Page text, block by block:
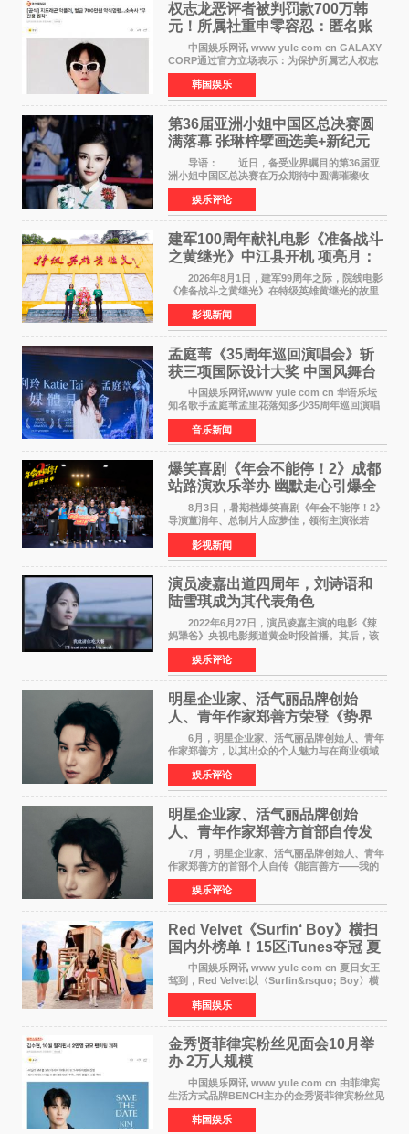
权志龙恶评者被判罚款700万韩
元！所属社重申零容忍：匿名账
号也难逃刑责
中国娱乐网讯 www yule com cn GALAXY
CORP通过官方立场表示：为保护所属艺人权志
龙的名誉和权益，将持续对网络上发生的名誉损
害、散布虚假事实、侮辱、恶意诽谤等行为采取
法律应对措施。
韩国娱乐
第36届亚洲小姐中国区总决赛圆
满落幕 张琳梓擘画选美+新纪元
导语： 近日，备受业界瞩目的第36届亚
洲小姐中国区总决赛在万众期待中圆满璀璨收
官。整场盛典汇聚万千芳华，不仅完成了新一届
美丽代言人的加冕选拔，更在行业发展层面带来
颠覆性突破。活动
娱乐评论
建军100周年献礼电影《准备战斗
之黄继光》中江县开机 项亮月：
以光影为笔，书写英雄赞歌
2026年8月1日，建军99周年之际，院线电影
《准备战斗之黄继光》在特级英雄黄继光的故里
——四川省德阳市中江县黄继光出生地正式开
机。本片出品人、总制片人项亮月主持开机仪
式，&zwnj;特级英雄
影视新闻
孟庭苇《35周年巡回演唱会》斩
获三项国际设计大奖 中国风舞台
美学获全球认可
中国娱乐网讯www yule com cn 华语乐坛
知名歌手孟庭苇孟里花落知多少35周年巡回演唱
会再传喜讯。该演唱会先后荣获美国MUSE
Creative Awards白金奖（Platinum Winner）、
英国London Design
音乐新闻
爆笑喜剧《年会不能停！2》成都
站路演欢乐举办 幽默走心引爆全
场共鸣
8月3日，暑期档爆笑喜剧《年会不能停！2》
导演董润年、总制片人应萝佳，领衔主演张若
昀、白客，惊喜出演庄达菲，特别主演孙艺洲，
特别出演田雨，友情出演欧阳奋强出席成都路
演，与观众近距离互
影视新闻
演员凌嘉出道四周年，刘诗语和
陆雪琪成为其代表角色
2022年6月27日，演员凌嘉主演的电影《辣
妈犟爸》央视电影频道黄金时段首播。其后，该
电影在央视电影频道多次复播（2022年8月10
日，2022年9月30日，2023年7月17日，2025年7
月14日）。除了多次复
娱乐评论
明星企业家、活气丽品牌创始
人、青年作家郑善方荣登《势界
POWERCIRCLES》6月刊
6月，明星企业家、活气丽品牌创始人、青年
作家郑善方，以其出众的个人魅力与在商业领域
的卓越建树，成功登上《势界
POWERCIRCLES》，展现了他在时尚与商业领
域的双重影响力。 明星企业家、青
娱乐评论
明星企业家、活气丽品牌创始
人、青年作家郑善方首部自传发
布， 书写跨界创业者的成长答卷
7月，明星企业家、活气丽品牌创始人、青年
作家郑善方的首部个人自传《能言善方——我的
跨界人生》正式发行。这本书以他的人生轨迹为
脉络，首次完整公开了从逐梦少年到横跨美业、
公益等多领域的
娱乐评论
Red Velvet《Surfin‘ Boy》横扫
国内外榜单！15区iTunes夺冠 夏
日女王强势回归
中国娱乐网讯 www yule com cn 夏日女王
驾到，Red Velvet以〈Surfin&rsquo; Boy〉横
扫国内外榜单，获得音乐粉丝的热烈反响。
Red Velvet于3日发行了夏日迷你专辑《Velvet
Summer》，
韩国娱乐
金秀贤菲律宾粉丝见面会10月举
办 2万人规模
中国娱乐网讯 www yule com cn 由菲律宾
生活方式品牌BENCH主办的金秀贤菲律宾粉丝见
面会，将于10月2日在马尼拉SM Mall of
Asia（MOA）竞技场举行，预计规模达2万人。
韩国娱乐